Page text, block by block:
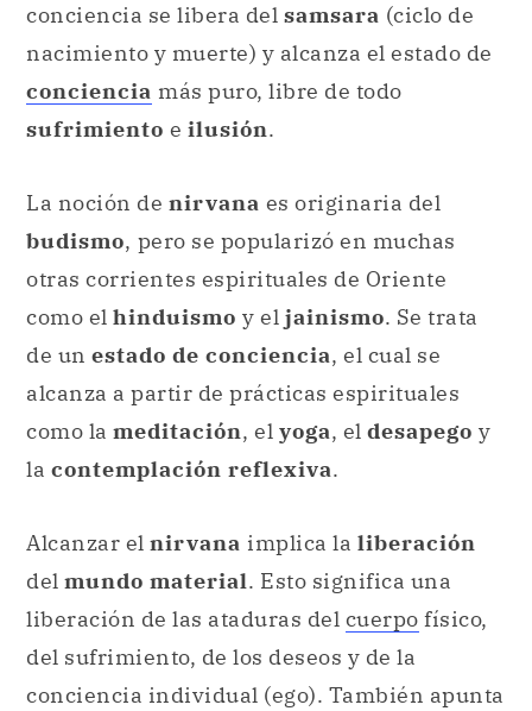
conciencia se libera del samsara (ciclo de
nacimiento y muerte) y alcanza el estado de
conciencia más puro, libre de todo
sufrimiento e ilusión.
La noción de nirvana es originaria del
budismo, pero se popularizó en muchas
otras corrientes espirituales de Oriente
como el hinduismo y el jainismo. Se trata
de un estado de conciencia, el cual se
alcanza a partir de prácticas espirituales
como la meditación, el yoga, el desapego y
la contemplación reflexiva.
Alcanzar el nirvana implica la liberación
del mundo material. Esto significa una
liberación de las ataduras del cuerpo físico,
del sufrimiento, de los deseos y de la
conciencia individual (ego). También apunta